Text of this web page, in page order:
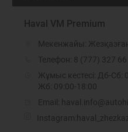
Haval VM Premium
Мекенжайы:
Телефон: 8 (777) 327 66
Жұмыс кестесі: Дб-Сб:
Жб: 09:00-18:00
Email:
Instagram: